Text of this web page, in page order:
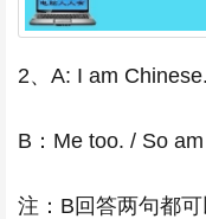
2、A: I am
B：Me too. / So
注：B回答两句都